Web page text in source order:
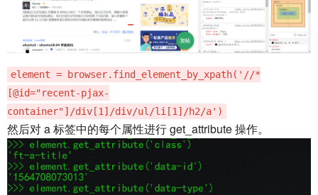
element = browser.find_element_by_xpath('//*
[@id="recent-pjax-
container"]/div[1]/div/ul/li[1]/h2/a')
然后对 a 标签中的每个属性进行 get_attribute 操作。